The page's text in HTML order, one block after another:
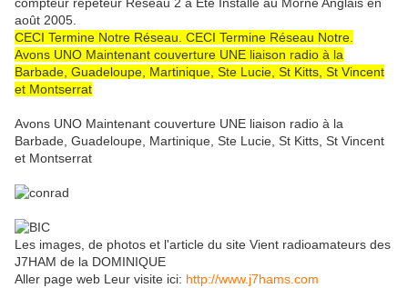
août 2005.
CECI Termine Notre Réseau. CECI Termine Réseau Notre.
Avons UNO Maintenant couverture UNE liaison radio à la
Barbade, Guadeloupe, Martinique, Ste Lucie, St Kitts, St Vincent
et Montserrat
Avons UNO Maintenant couverture UNE liaison radio à la
Barbade, Guadeloupe, Martinique, Ste Lucie, St Kitts, St Vincent
et Montserrat
Les images, de photos et l'article du site Vient radioamateurs des
J7HAM de la DOMINIQUE
Aller page web Leur visite ici: http://www.j7hams.com